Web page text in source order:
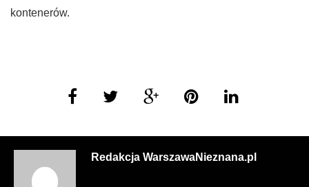
kontenerów.
Redakcja WarszawaNieznana.pl